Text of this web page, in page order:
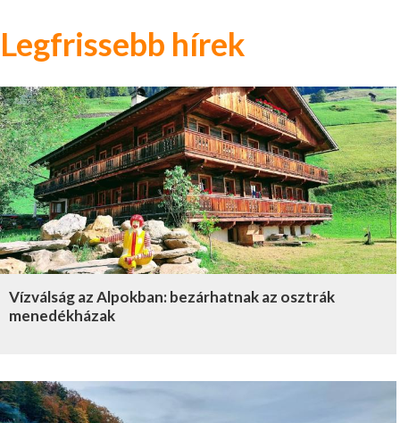
Legfrissebb hírek
Vízválság az Alpokban: bezárhatnak az osztrák
menedékházak